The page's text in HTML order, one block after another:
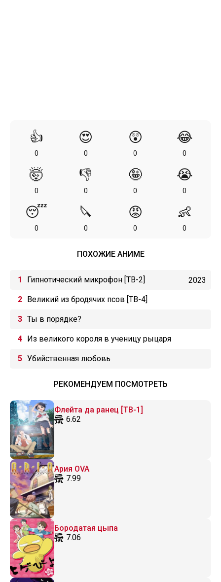
👍
0
😍
0
😲
0
😂
0
🤯
0
👎
0
🤪
0
😭
0
😴
0
🔪
0
😡
0
👶
0
ПОХОЖИЕ АНИМЕ
Гипнотический микрофон [ТВ-2] 2023
Великий из бродячих псов [ТВ-4]
Ты в порядке?
Из великого короля в ученицу рыцаря
Убийственная любовь
РЕКОМЕНДУЕМ ПОСМОТРЕТЬ
Флейта да ранец [ТВ-1]
6.62
Ария OVA
7.99
Бородатая цыпа
7.06